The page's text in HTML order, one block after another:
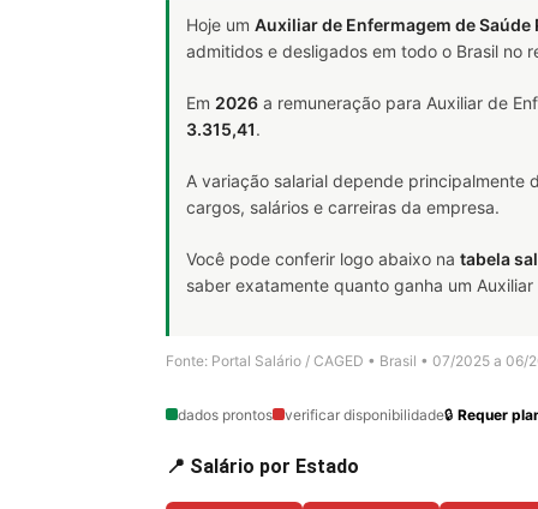
Hoje um Auxiliar de Enfermagem de Saúde
admitidos e desligados em todo o Brasil no
Em 2026 a remuneração para Auxiliar de
3.315,41.
A variação salarial depende principalmente
cargos, salários e carreiras da empresa.
Você pode conferir logo abaixo na tabela
saber exatamente quanto ganha um
Fonte: Portal Salário / CAGED • Brasil • 07/2025 a 06/
dados prontos verificar disponibilidade🔒 Requer
📍 Salário por Estado